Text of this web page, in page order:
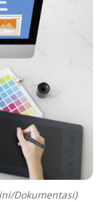
Dokumentasi)